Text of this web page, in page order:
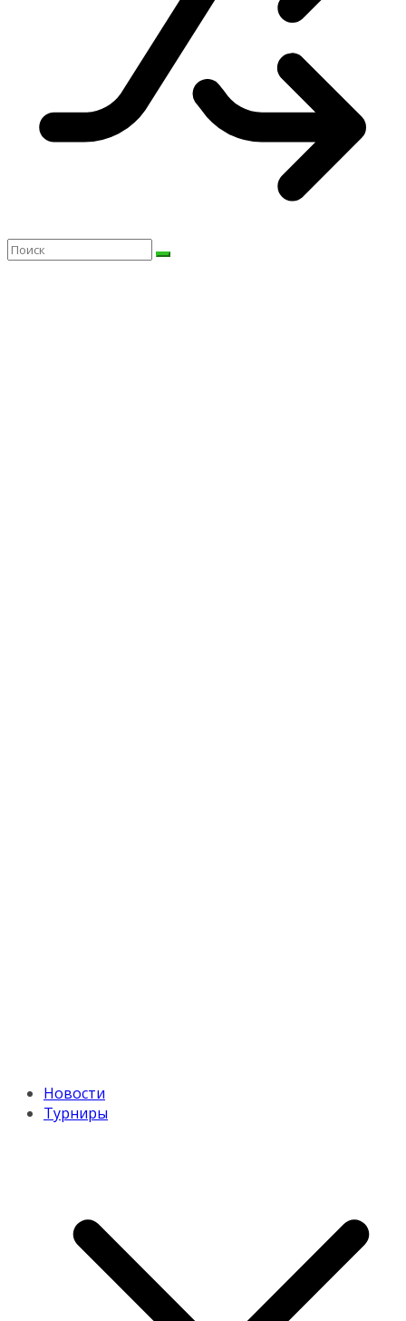
Новости
Турниры